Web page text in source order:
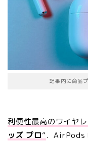
記事内に商品
利便性最高のワイヤ
ッズ プロ”．AirPods